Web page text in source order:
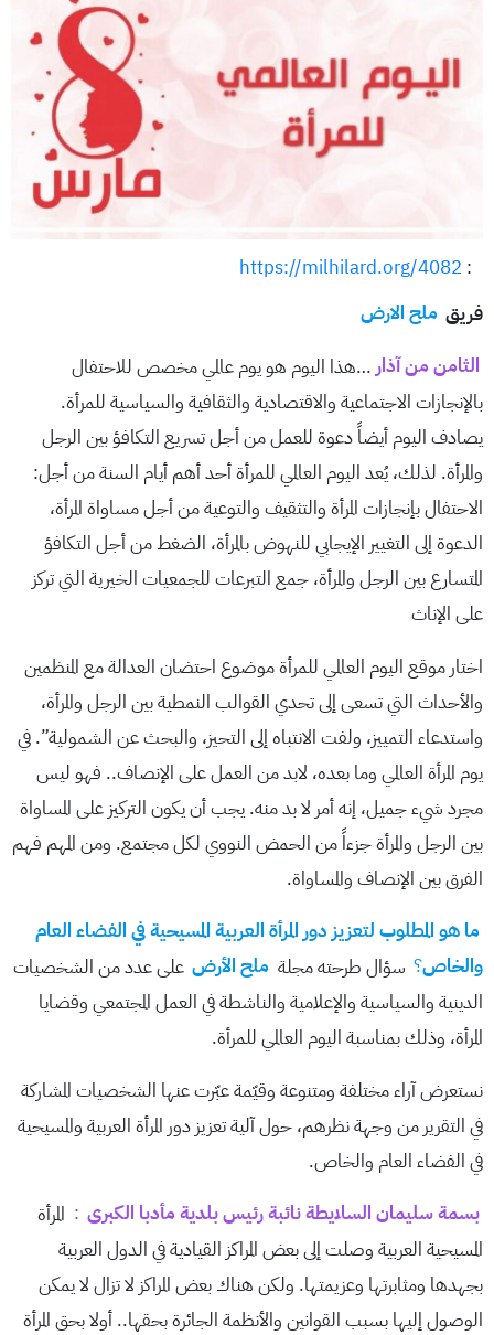
:
https://milhilard.org/4082
فريق ملح الارض
الثامن من آذار …هذا اليوم هو يوم عالمي مخصص للاحتفال
بالإنجازات الاجتماعية والاقتصادية والثقافية والسياسية للمرأة.
يصادف اليوم أيضاً دعوة للعمل من أجل تسريع التكافؤ بين الرجل
والمرأة. لذلك، يُعد اليوم العالمي للمرأة أحد أهم أيام السنة من أجل:
الاحتفال بإنجازات المرأة والتثقيف والتوعية من أجل مساواة المرأة،
الدعوة إلى التغيير الإيجابي للنهوض بالمرأة، الضغط من أجل التكافؤ
المتسارع بين الرجل والمرأة، جمع التبرعات للجمعيات الخيرية التي تركز
على الإناث
اختار موقع اليوم العالمي للمرأة موضوع احتضان العدالة مع المنظمين
والأحداث التي تسعى إلى تحدي القوالب النمطية بين الرجل والمرأة،
واستدعاء التمييز، ولفت الانتباه إلى التحيز، والبحث عن الشمولية”. في
يوم المرأة العالمي وما بعده، لابد من العمل على الإنصاف.. فهو ليس
مجرد شيء جميل، إنه أمر لا بد منه. يجب أن يكون التركيز على المساواة
بين الرجل والمرأة جزءاً من الحمض النووي لكل مجتمع. ومن المهم فهم
الفرق بين الإنصاف والمساواة.
ما هو المطلوب لتعزيز دور المرأة العربية المسيحية في الفضاء العام
والخاص؟ سؤال طرحته مجلة ملح الأرض على عدد من الشخصيات
الدينية والسياسية والإعلامية والناشطة في العمل المجتمعي وقضايا
المرأة، وذلك بمناسبة اليوم العالمي للمرأة.
نستعرض آراء مختلفة ومتنوعة وقيّمة عبّرت عنها الشخصيات المشاركة
في التقرير من وجهة نظرهم، حول آلية تعزيز دور المرأة العربية والمسيحية
في الفضاء العام والخاص.
بسمة سليمان السلايطة نائبة رئيس بلدية مأدبا الكبرى : المرأة
المسيحية العربية وصلت إلى بعض المراكز القيادية في الدول العربية
بجهدها ومثابرتها وعزيمتها. ولكن هناك بعض المراكز لا تزال لا يمكن
الوصول إليها بسبب القوانين والأنظمة الجائرة بحقها.. أولا بحق المرأة